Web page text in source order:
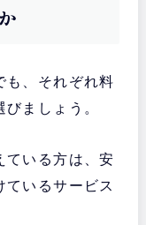
も、それぞれ料
ましょう。
ている方は、安
ているサービス